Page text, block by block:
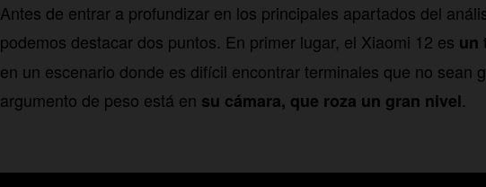
Antes de entrar a profundizar en los principales apartados del
podemos destacar dos puntos. En primer lugar, el Xiaomi 12 es un
en un escenario donde es difícil encontrar terminales que no sean
argumento de peso está en su cámara, que roza un gran nivel.